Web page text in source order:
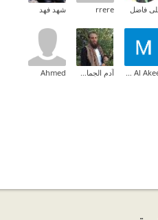
فاضل rrere شهد فهد
Mishary Al Akeel آدم الجماعي Ahmed